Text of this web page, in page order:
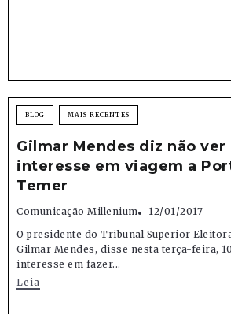
BLOG MAIS RECENTES
Gilmar Mendes diz não
interesse em viagem a
Temer
Comunicação Millenium
12/01/2017
O presidente do Tribunal Superior
Gilmar Mendes, disse nesta terça-feira,
interesse em fazer...
Leia